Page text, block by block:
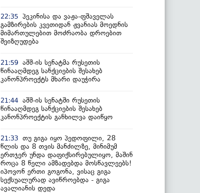
22:35 პეკინისა და ვაჟა-ფშაველას
გამზირების კვეთიდან ჟვანიას მოედნის
მიმართულებით მოძრაობა დროებით
შეიზღუდება
21:59 აშშ-ის სენატმა რუსეთის
წინააღმდეგ სანქციების შესახებ
კანონპროექტს მხარი დაუჭირა
21:44 აშშ-ის სენატში რუსეთის
წინააღმდეგ სანქციების შესახებ
კანონპროექტის განხილვა დაიწყო
21:33 თუ გიგა იყო პედოფილი, 28
წლის და 8 თვის მანძილზე, მინიმუმ
ერთჯერ უნდა დაფიქსირებულიყო, მაშინ
როცა 8 წელი ამზადებდა მოსწავლეებს!
იპოვონ ერთი გოგონა, ვისაც გიგა
სექსუალურად ავიწროებდა - გიგა
ავალიანის დედა